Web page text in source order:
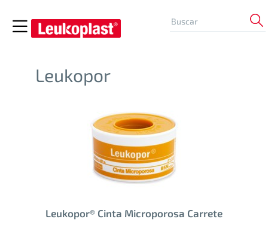
Leukopor
Leukopor® Cinta Microporosa Carrete